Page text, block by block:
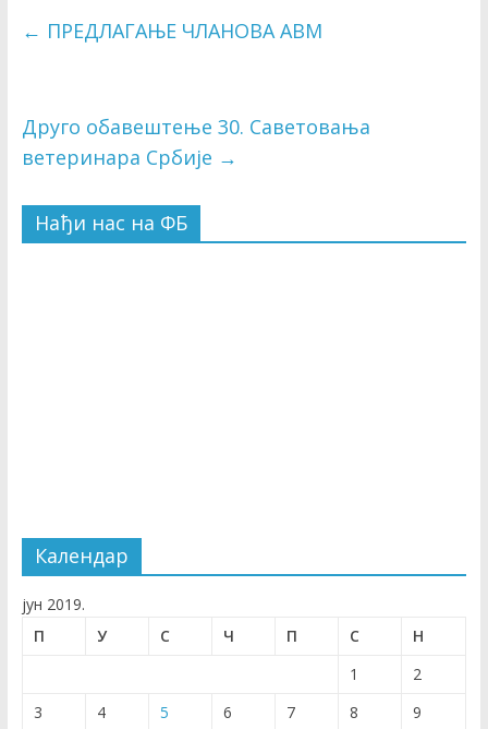
← ПРЕДЛАГАЊЕ ЧЛАНОВА АВМ
Друго обавештење 30. Саветовања
ветеринара Србије →
Нађи нас на ФБ
Календар
јун 2019.
П
У С Ч П С
Н
1
2
3
4 5 6 7 8
9